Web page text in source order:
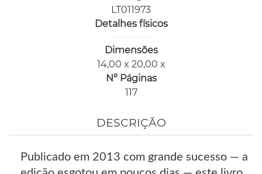
LT011973
Detalhes físicos
Dimensões
14,00 x 20,00 x
Nº Páginas
117
DESCRIÇÃO
Publicado em 2013 com grande sucesso — a